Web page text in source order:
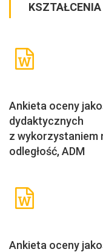
KSZTAŁCENIA
Ankieta oceny
dydaktycznych
z wykorzystaniem
odległość, ADM
Ankieta oceny